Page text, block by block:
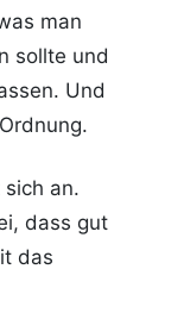
man
sollte und
Und
sich an.
dass gut
das